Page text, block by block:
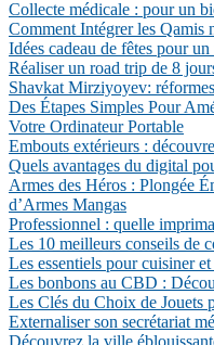
Collecte médicale : pour un
Comment Intégrer les Qamis
Idées cadeau de fêtes pour
Réaliser un road trip de 8
Shavkat Mirziyoyev:
Des Étapes Simples Pour
Votre Ordinateur Portable
Embouts extérieurs :
Quels avantages du digital
Armes des Héros : Plongée
d’Armes Mangas
Professionnel : quelle
Les 10 meilleurs conseils de
Les essentiels pour cuisiner
Les bonbons au CBD :
Les Clés du Choix de Jouets
Externaliser son secrétariat
Découvrez la ville